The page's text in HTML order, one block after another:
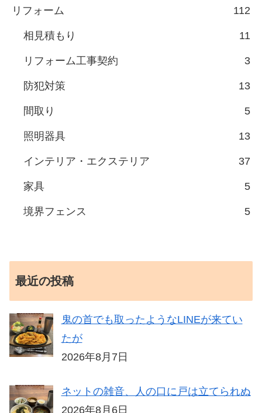
リフォーム 112
相見積もり 11
リフォーム工事契約 3
防犯対策 13
間取り 5
照明器具 13
インテリア・エクステリア 37
家具 5
境界フェンス 5
最近の投稿
鬼の首でも取ったようなLINEが来てい
たが
2026年8月7日
ネットの雑音、人の口に戸は立てられぬ
2026年8月6日